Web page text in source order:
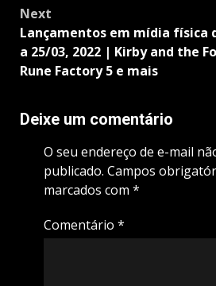
Next
Lançamentos em mídia física
a 25/03, 2022 | Kirby and the
Rune Factory 5 e mais
Deixe um comentário
O seu endereço de e-mail
publicado. Campos
marcados com *
Comentário *